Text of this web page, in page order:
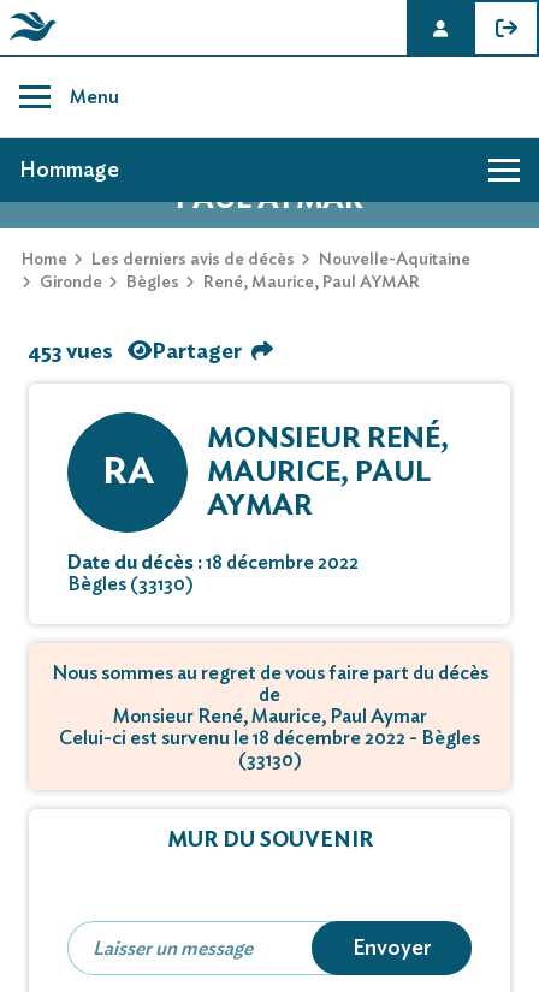
content
Menu
AVIS DE DÉCÈS DE RENÉ, MAURICE,
PAUL AYMAR
Home Les derniers avis de décès
Nouvelle-Aquitaine
Gironde
Bègles René, Maurice, Paul AYMAR
Hommage
453 vues Partager
RA
MONSIEUR RENÉ,
MAURICE, PAUL
AYMAR
Date du décès :18 décembre 2022
Bègles (33130)
Nous sommes au regret de vous faire part du décès
de
Monsieur René, Maurice, Paul Aymar
Celui-ci est survenu le 18 décembre 2022 - Bègles
(33130)
MUR DU SOUVENIR
Envoyer